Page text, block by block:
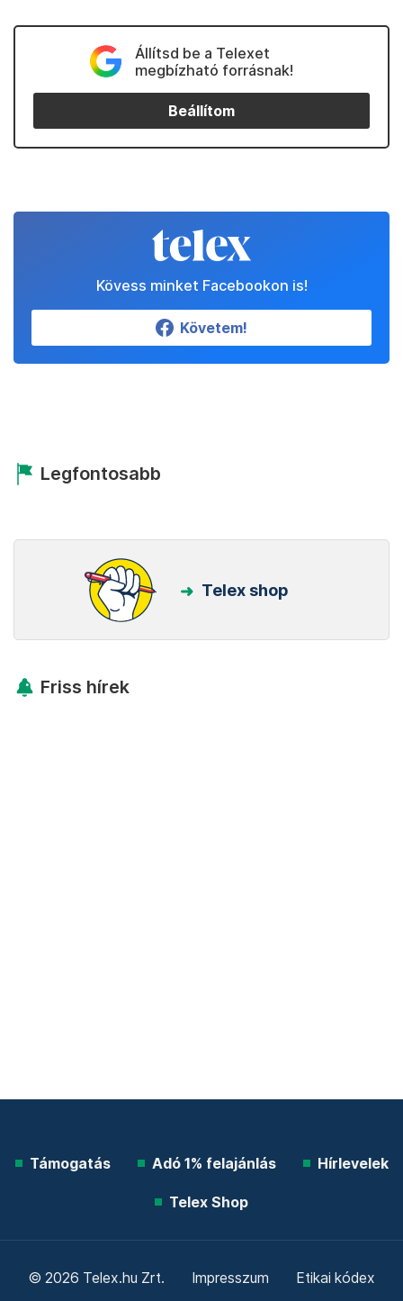
Állítsd be a Telexet
megbízható forrásnak!
Beállítom
Kövess minket Facebookon is!
Követem!
Legfontosabb
Telex shop
Friss hírek
Támogatás Adó 1% felajánlás Hírlevelek
Telex Shop
© 2026 Telex.hu Zrt. Impresszum Etikai kódex